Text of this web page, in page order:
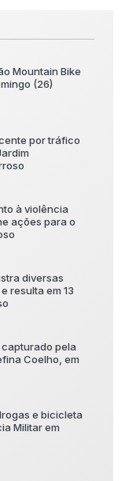
Mountain Bike
(26)
por tráfico
à violência
ações para o
diversas
resulta em 13
pela
Coelho, em
e bicicleta
Militar em